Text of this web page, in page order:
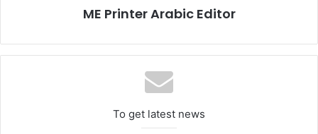
الحضور، تناولت أحدث تقنيات الغذاء، والتطورات الزراعية، وابتكارات
ME Printer Arabic Editor
To get latest news